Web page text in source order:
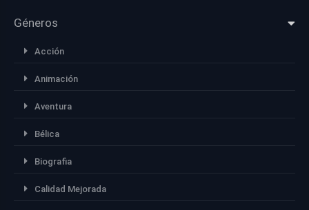
Géneros
Acción
Animación
Aventura
Bélica
Biografia
Calidad Mejorada